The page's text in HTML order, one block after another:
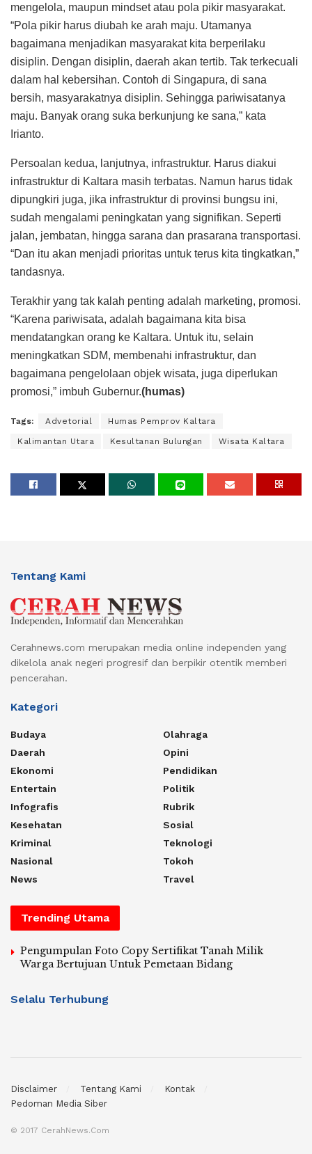
mengelola, maupun mindset atau pola pikir masyarakat.
“Pola pikir harus diubah ke arah maju. Utamanya
bagaimana menjadikan masyarakat kita berperilaku
disiplin. Dengan disiplin, daerah akan tertib. Tak terkecuali
dalam hal kebersihan. Contoh di Singapura, di sana
bersih, masyarakatnya disiplin. Sehingga pariwisatanya
maju. Banyak orang suka berkunjung ke sana,” kata
Irianto.
Persoalan kedua, lanjutnya, infrastruktur. Harus diakui
infrastruktur di Kaltara masih terbatas. Namun harus tidak
dipungkiri juga, jika infrastruktur di provinsi bungsu ini,
sudah mengalami peningkatan yang signifikan. Seperti
jalan, jembatan, hingga sarana dan prasarana transportasi.
“Dan itu akan menjadi prioritas untuk terus kita tingkatkan,”
tandasnya.
Terakhir yang tak kalah penting adalah marketing, promosi.
“Karena pariwisata, adalah bagaimana kita bisa
mendatangkan orang ke Kaltara. Untuk itu, selain
meningkatkan SDM, membenahi infrastruktur, dan
bagaimana pengelolaan objek wisata, juga diperlukan
promosi,” imbuh Gubernur.(humas)
Tags: Advetorial Humas Pemprov Kaltara
Kalimantan Utara Kesultanan Bulungan Wisata Kaltara
Tentang Kami
Cerahnews.com merupakan media online independen yang
dikelola anak negeri progresif dan berpikir otentik memberi
pencerahan.
Kategori
Budaya
Daerah
Ekonomi
Entertain
Infografis
Kesehatan
Kriminal
Nasional
News
Olahraga
Opini
Pendidikan
Politik
Rubrik
Sosial
Teknologi
Tokoh
Travel
Trending Utama
Pengumpulan Foto Copy Sertifikat Tanah Milik
Warga Bertujuan Untuk Pemetaan Bidang
Selalu Terhubung
Disclaimer Tentang Kami
Kontak
Pedoman Media Siber
© 2017 CerahNews.Com